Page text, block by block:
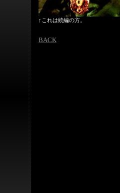
↑これは続編の方。
BACK